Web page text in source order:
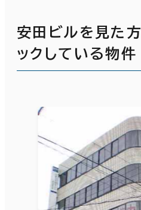
安田ビルを見た
ックしている物件